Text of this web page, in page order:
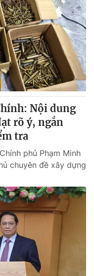
Nội dung
rõ ý, ngắn
tra
phủ Phạm Minh
chuyên đề xây dựng